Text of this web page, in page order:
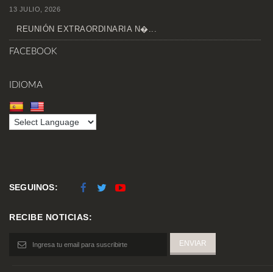
13 JULIO, 2026
REUNIÓN EXTRAORDINARIA N�...
FACEBOOK
IDIOMA
SEGUINOS:
RECIBE NOTICIAS: